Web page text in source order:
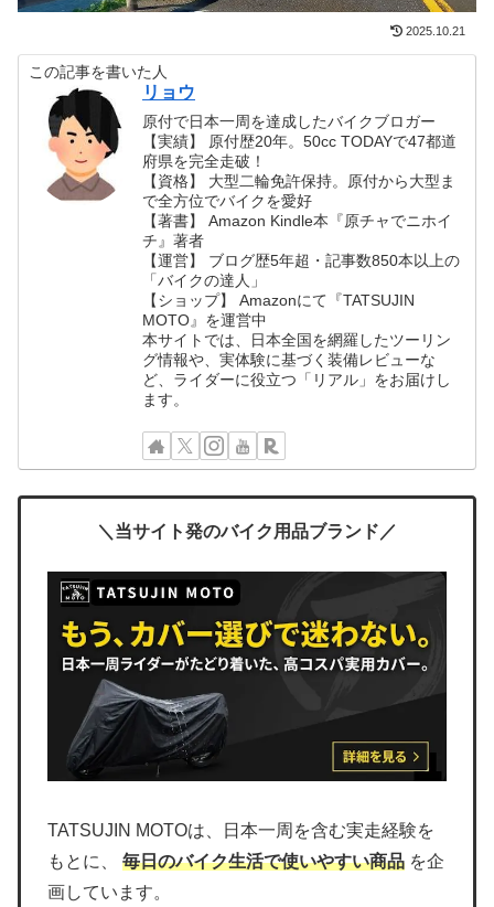
2025.10.21
この記事を書いた人
リョウ
原付で日本一周を達成したバイクブロガー
【実績】 原付歴20年。50cc TODAYで47都道
府県を完全走破！
【資格】 大型二輪免許保持。原付から大型ま
で全方位でバイクを愛好
【著書】 Amazon Kindle本『原チャでニホイ
チ』著者
【運営】 ブログ歴5年超・記事数850本以上の
「バイクの達人」
【ショップ】 Amazonにて『TATSUJIN
MOTO』を運営中
本サイトでは、日本全国を網羅したツーリン
グ情報や、実体験に基づく装備レビューな
ど、ライダーに役立つ「リアル」をお届けし
ます。
＼当サイト発のバイク用品ブランド／
TATSUJIN MOTOは、日本一周を含む実走経験を
もとに、 毎日のバイク生活で使いやすい商品 を企
画しています。